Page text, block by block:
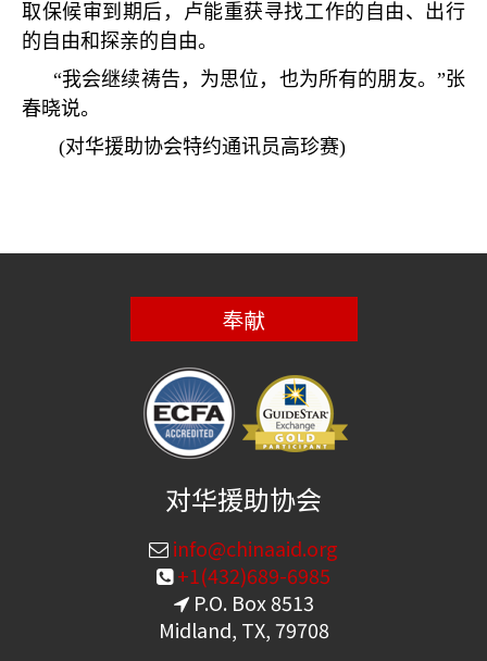
取保候审到期后，卢能重获寻找工作的自由、出行
的自由和探亲的自由。
“我会继续祷告，为思位，也为所有的朋友。 ”张
春晓说。
(对华援助协会特约通讯员高珍赛)
奉献
对华援助协会
info@chinaaid.org
+1(432)689-6985
P.O. Box 8513
Midland, TX, 79708